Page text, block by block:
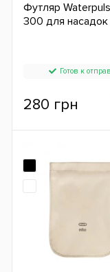
Футляр
300 для насадок
Готов к
280 грн